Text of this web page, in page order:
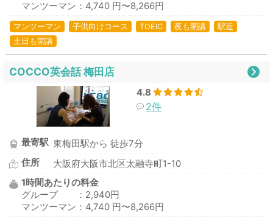
マンツーマン：4,740 円〜8,266円
マンツーマン 子供向けコース TOEIC 夜も開講
駅近
土日も開講
COCCO英会話 梅田店
4.8
2件
最寄駅 東梅田駅から 徒歩7分
住所
大阪府大阪市北区太融寺町1-10
1時間あたりの料金
グループ ：2,940円
マンツーマン：4,740 円〜8,266円